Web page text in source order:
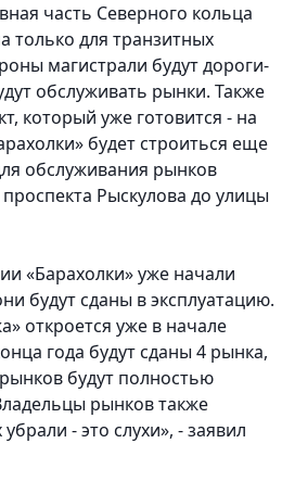
часть Северного кольца
только для транзитных
магистрали будут дороги-
обслуживать рынки. Также
который уже готовится - на
будет строиться еще
обслуживания рынков
Рыскулова до улицы
«Барахолки» уже начали
будут сданы в эксплуатацию.
откроется уже в начале
года будут сданы 4 рынка,
будут полностью
рынков также
- это слухи», - заявил